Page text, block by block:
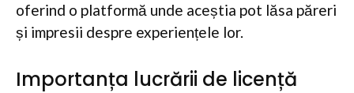
oferind o platformă unde aceștia pot lăsa păreri
și impresii despre experiențele lor.
Importanța lucrării de licență